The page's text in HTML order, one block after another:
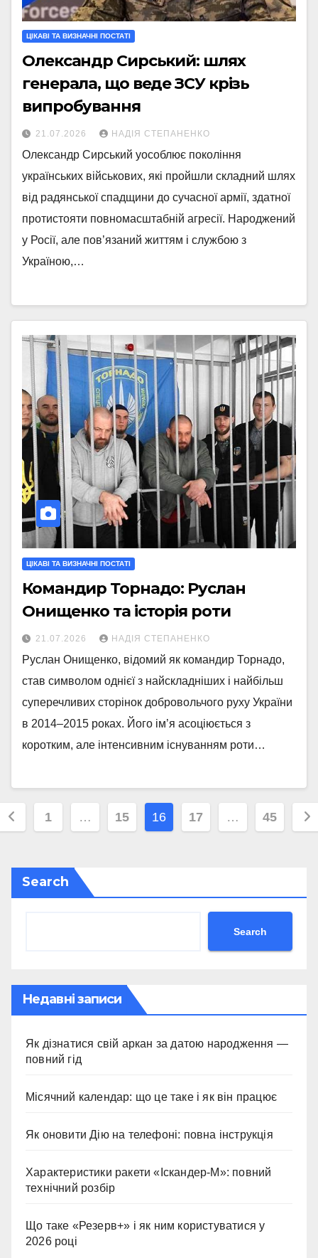
ЦІКАВІ ТА ВИЗНАЧНІ ПОСТАТІ
Олександр Сирський: шлях
генерала, що веде ЗСУ крізь
випробування
21.07.2026 НАДІЯ СТЕПАНЕНКО
Олександр Сирський уособлює покоління
українських військових, які пройшли складний шлях
від радянської спадщини до сучасної армії, здатної
протистояти повномасштабній агресії. Народжений
у Росії, але пов’язаний життям і службою з
Україною,…
ЦІКАВІ ТА ВИЗНАЧНІ ПОСТАТІ
Командир Торнадо: Руслан
Онищенко та історія роти
21.07.2026 НАДІЯ СТЕПАНЕНКО
Руслан Онищенко, відомий як командир Торнадо,
став символом однієї з найскладніших і найбільш
суперечливих сторінок добровольчого руху України
в 2014–2015 роках. Його ім’я асоціюється з
коротким, але інтенсивним існуванням роти…
1 … 15 16 17 … 45
Search
Search
Недавні записи
Як дізнатися свій аркан за датою народження —
повний гід
Місячний календар: що це таке і як він працює
Як оновити Дію на телефоні: повна інструкція
Характеристики ракети «Іскандер-М»: повний
технічний розбір
Що таке «Резерв+» і як ним користуватися у
2026 році